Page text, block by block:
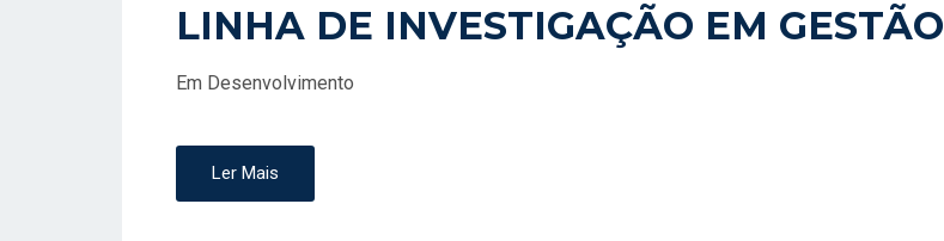
LINHA DE INVESTIGAÇÃO EM GESTÃO
Em Desenvolvimento
Ler Mais